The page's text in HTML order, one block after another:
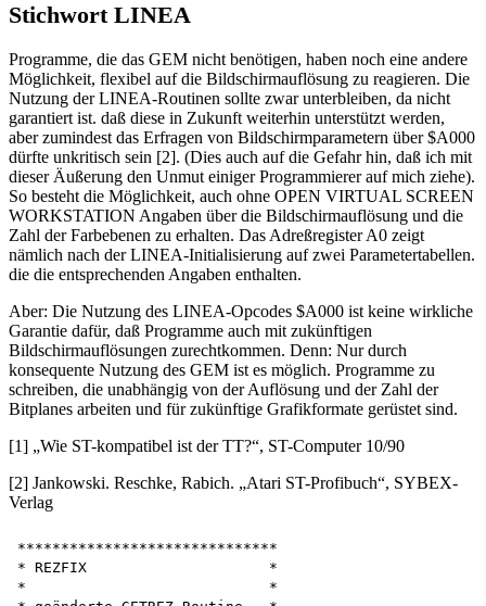
Stichwort LINEA
Programme, die das GEM nicht benötigen, haben noch eine andere
Möglichkeit, flexibel auf die Bildschirmauflösung zu reagieren. Die
Nutzung der LINEA-Routinen sollte zwar unterbleiben, da nicht
garantiert ist. daß diese in Zukunft weiterhin unterstützt werden,
aber zumindest das Erfragen von Bildschirmparametern über $A000
dürfte unkritisch sein [2]. (Dies auch auf die Gefahr hin, daß ich mit
dieser Äußerung den Unmut einiger Programmierer auf mich ziehe).
So besteht die Möglichkeit, auch ohne OPEN VIRTUAL SCREEN
WORKSTATION Angaben über die Bildschirmauflösung und die
Zahl der Farbebenen zu erhalten. Das Adreßregister A0 zeigt
nämlich nach der LINEA-Initialisierung auf zwei Parametertabellen.
die die entsprechenden Angaben enthalten.
Aber: Die Nutzung des LINEA-Opcodes $A000 ist keine wirkliche
Garantie dafür, daß Programme auch mit zukünftigen
Bildschirmauflösungen zurechtkommen. Denn: Nur durch
konsequente Nutzung des GEM ist es möglich. Programme zu
schreiben, die unabhängig von der Auflösung und der Zahl der
Bitplanes arbeiten und für zukünftige Grafikformate gerüstet sind.
[1] „Wie ST-kompatibel ist der TT?“, ST-Computer 10/90
[2] Jankowski. Reschke, Rabich. „Atari ST-Profibuch“, SYBEX-
Verlag
******************************
* REZFIX                     *
*                            *